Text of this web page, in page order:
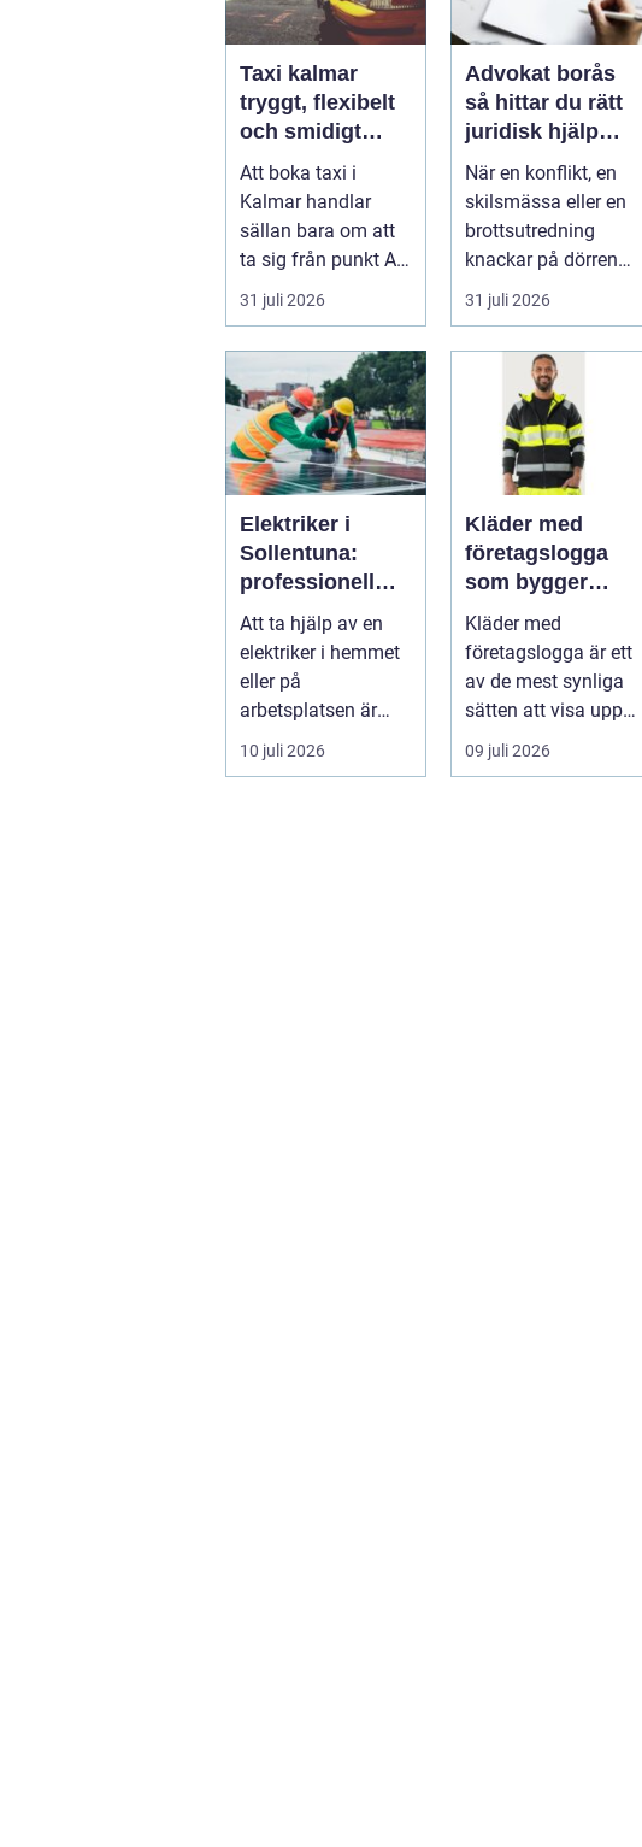
Taxi kalmar
tryggt, flexibelt
och smidigt
genom hela
resan
Att boka taxi i
Kalmar handlar
sällan bara om att
ta sig från punkt A
till punkt B. För
många är res...
31 juli 2026
Advokat borås
så hittar du rätt
juridisk hjälp
när livet
krånglar
När en konflikt, en
skilsmässa eller en
brottsutredning
knackar på dörren
förändras vardagen
snabbt....
31 juli 2026
Elektriker i
Sollentuna:
professionell
hjälp när du
behöver det
Att ta hjälp av en
elektriker i hemmet
eller på
arbetsplatsen är
ofta en nödv&a...
10 juli 2026
Kläder med
företagslogga
som bygger
varumärke i
vardagen
Kläder med
företagslogga är ett
av de mest synliga
sätten att visa upp
ett varum...
09 juli 2026